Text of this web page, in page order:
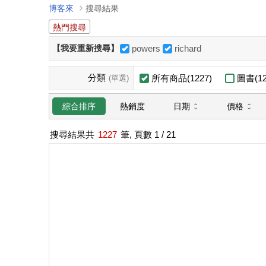
博客來
搜尋結果
熱門搜尋
【我要重新搜尋】 powers richard
分類 (單選) 所有商品(1227) 圖書
綜合排序 熱銷度 日期 價格
搜尋結果共 1227 筆, 頁數 1 / 21